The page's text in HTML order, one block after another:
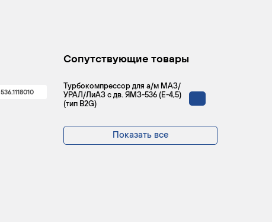
536.1118010
Сопутствующие товары
Турбокомпрессор для а/м МАЗ/
УРАЛ/ЛиАЗ с дв. ЯМЗ-536 (Е-4,5)
(тип B2G)
Показать все